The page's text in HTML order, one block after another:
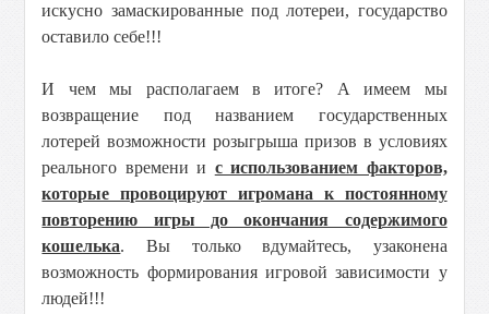
искусно замаскированные под лотереи, государство
оставило себе!!!
И чем мы располагаем в итоге? А имеем мы
возвращение под названием государственных
лотерей возможности розыгрыша призов в условиях
реального времени и с использованием факторов,
которые провоцируют игромана к постоянному
повторению игры до окончания содержимого
кошелька. Вы только вдумайтесь, узаконена
возможность формирования игровой зависимости у
людей!!!